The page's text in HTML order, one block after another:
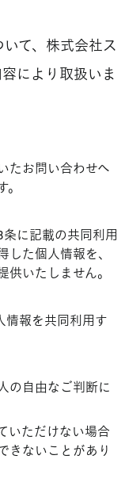
て、株式会社ス
により取扱いま
たお問い合わせへ
。
に記載の共同利用
した個人情報を、
供いたしません。
情報を共同利用す
の自由なご判断に
いただけない場合
きないことがあり